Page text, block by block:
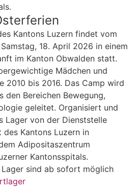
Kantons Luzern findet vom
18. April 2026 in einem
im Kanton Obwalden statt.
Mädchen und
2010 bis 2016. Das Camp wird
den Bereichen Bewegung,
geleitet. Organisiert und
Lager von der Dienststelle
Kantons Luzern in
Adipositaszentrum
Kantonsspitals.
sind ab sofort möglich